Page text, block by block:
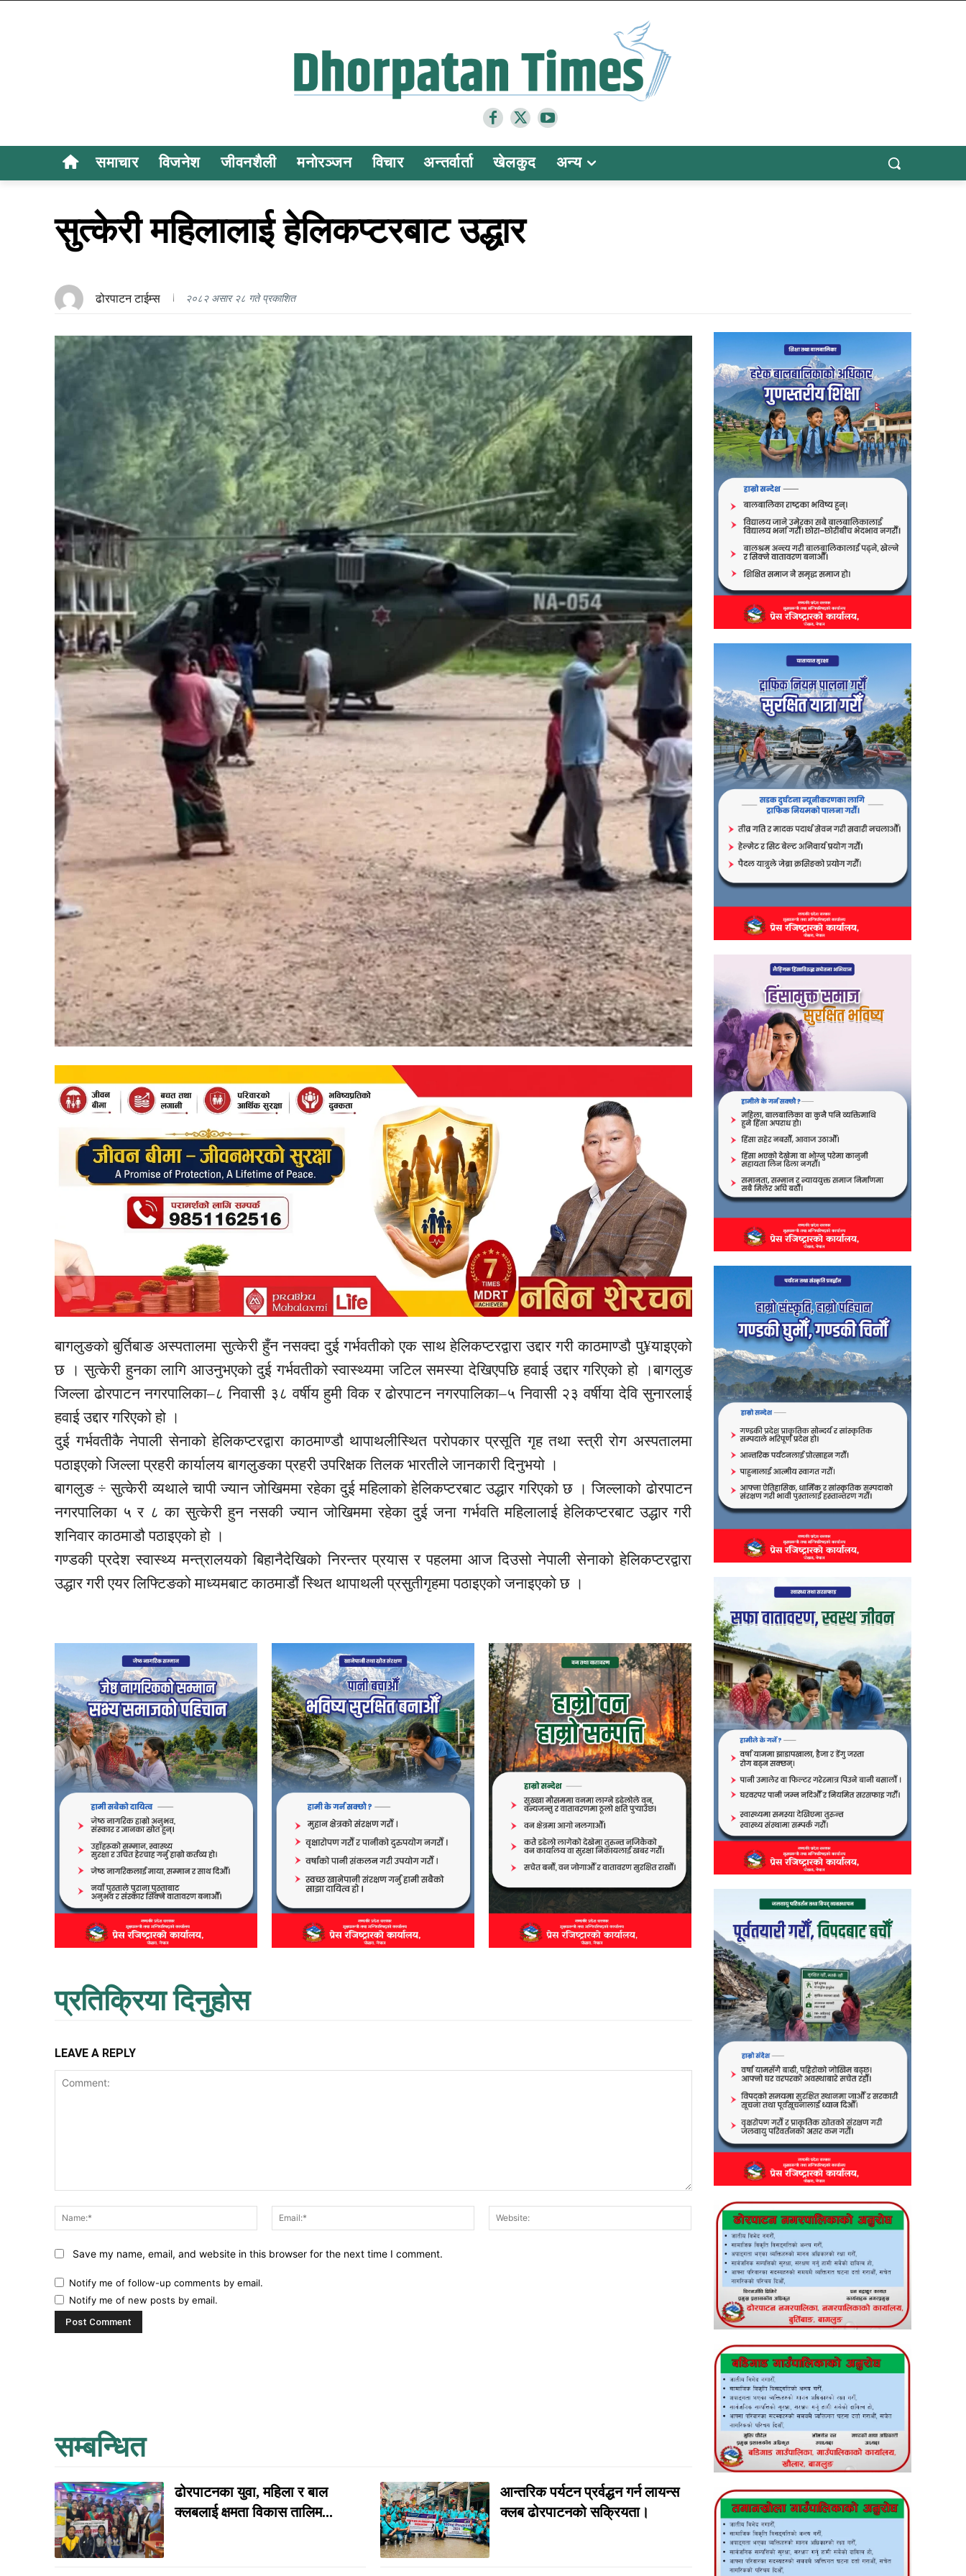
समाचार विजनेश जीवनशैली मनोरञ्जन विचार अन्तर्वार्ता खेलकुद अन्य
सुत्केरी महिलालाई हेलिकप्टरबाट उद्धार
ढोरपाटन टाईम्स २०८२ असार २८ गते प्रकाशित
बागलुङको बुर्तिबाङ अस्पतालमा सुत्केरी हुँन नसक्दा दुई गर्भवतीको एक साथ हेलिकप्टरद्वारा उद्दार गरी काठमाण्डौ पु¥याइएको
छ । सुत्केरी हुनका लागि आउनुभएको दुई गर्भवतीको स्वास्थ्यमा जटिल समस्या देखिएपछि हवाई उद्दार गरिएको हो ।बागलुङ
जिल्ला ढोरपाटन नगरपालिका–८ निवासी ३८ वर्षीय हुमी विक र ढोरपाटन नगरपालिका–५ निवासी २३ वर्षीया देवि सुनारलाई
हवाई उद्दार गरिएको हो ।
दुई गर्भवतीकै नेपाली सेनाको हेलिकप्टरद्वारा काठमाण्डौ थापाथलीस्थित परोपकार प्रसूति गृह तथा स्त्री रोग अस्पतालमा
पठाइएको जिल्ला प्रहरी कार्यालय बागलुङका प्रहरी उपरिक्षक तिलक भारतीले जानकारी दिनुभयो ।
बागलुङ ÷ सुत्केरी व्यथाले चापी ज्यान जोखिममा रहेका दुई महिलाको हेलिकप्टरबाट उद्धार गरिएको छ । जिल्लाको ढोरपाटन
नगरपालिका ५ र ८ का सुत्केरी हुन नसकी ज्यान जोखिममा रहेका दुई जना गर्भवति महिलालाई हेलिकप्टरबाट उद्धार गरी
शनिवार काठमाडौ पठाइएको हो ।
गण्डकी प्रदेश स्वास्थ्य मन्त्रालयको बिहानैदेखिको निरन्तर प्रयास र पहलमा आज दिउसो नेपाली सेनाको हेलिकप्टरद्वारा
उद्धार गरी एयर लिफ्टिङको माध्यमबाट काठमाडौं स्थित थापाथली प्रसुतीगृहमा पठाइएको जनाइएको छ ।
प्रतिक्रिया दिनुहोस
LEAVE A REPLY
Name:*
Email:* Website:
Save my name, email, and website in this browser for the next time I comment.
Notify me of follow-up comments by email.
Notify me of new posts by email.
सम्बन्धित
ढोरपाटनका युवा, महिला र बाल
क्लबलाई क्षमता विकास तालिम...
आन्तरिक पर्यटन प्रर्वद्धन गर्न लायन्स
क्लब ढोरपाटनको सक्रियता।